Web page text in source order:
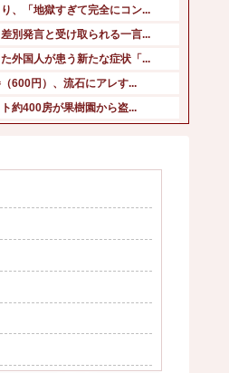
、「地獄すぎて完全にコン...
別発言と受け取られる一言...
外国人が患う新たな症状「...
600円）、流石にアレす...
約400房が果樹園から盗...
問題のとんでもない言い訳...
んになってしまっていると...
伸びで日本経済ホクホク！...